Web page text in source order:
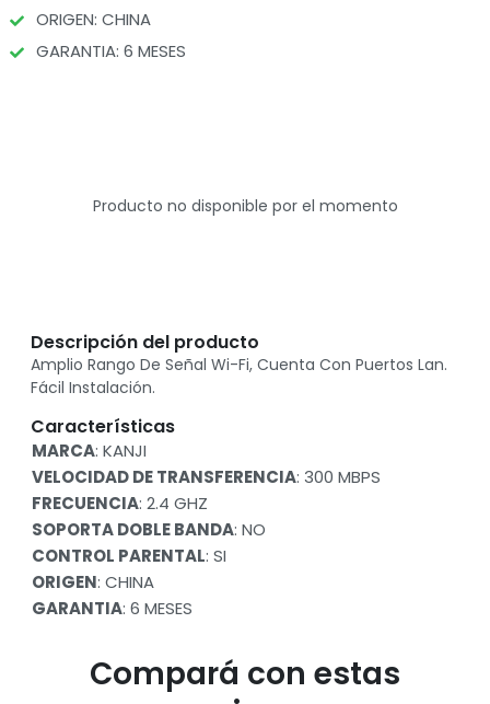
ORIGEN: CHINA
GARANTIA: 6 MESES
Producto no disponible por el momento
Descripción del producto
Amplio Rango De Señal Wi-Fi, Cuenta Con Puertos Lan.
Fácil Instalación.
Características
MARCA: KANJI
VELOCIDAD DE TRANSFERENCIA: 300 MBPS
FRECUENCIA: 2.4 GHZ
SOPORTA DOBLE BANDA: NO
CONTROL PARENTAL: SI
ORIGEN: CHINA
GARANTIA: 6 MESES
Compará con estas